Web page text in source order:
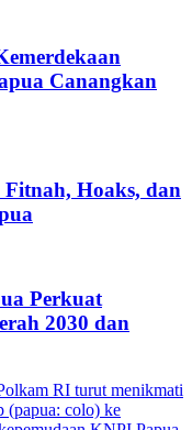
Canangkan
Fitnah, Hoaks, dan
Perkuat
2030 dan